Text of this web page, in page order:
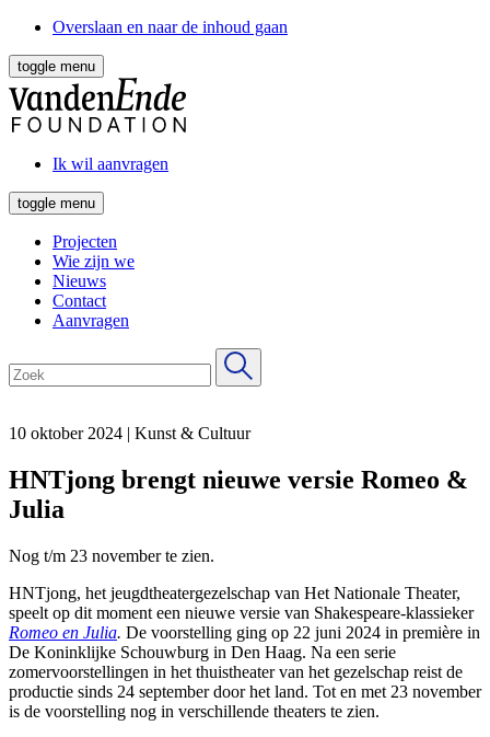
Overslaan en naar de inhoud gaan
toggle menu
Ik wil aanvragen
toggle menu
Projecten
Wie zijn we
Nieuws
Contact
Aanvragen
10 oktober 2024 | Kunst & Cultuur
HNTjong brengt nieuwe versie Romeo &
Julia
Nog t/m 23 november te zien.
HNTjong, het jeugdtheatergezelschap van Het Nationale Theater,
speelt op dit moment een nieuwe versie van Shakespeare-klassieker
Romeo en Julia. De voorstelling ging op 22 juni 2024 in première in
De Koninklijke Schouwburg in Den Haag. Na een serie
zomervoorstellingen in het thuistheater van het gezelschap reist de
productie sinds 24 september door het land. Tot en met 23 november
is de voorstelling nog in verschillende theaters te zien.